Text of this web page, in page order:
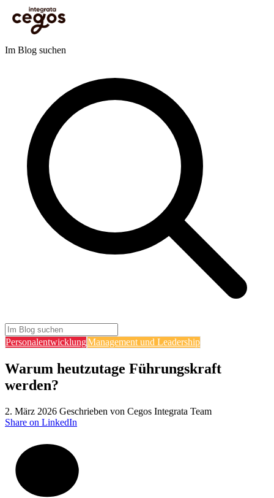
Skip to main content
Sie sind hier:Startseite
Warum heutzutage Führungskraft werden?
Blog
Im Blog suchen
PersonalentwicklungManagement und Leadership
Warum heutzutage Führungskraft
werden?
2. März 2026 Geschrieben von Cegos Integrata Team
Share on LinkedIn